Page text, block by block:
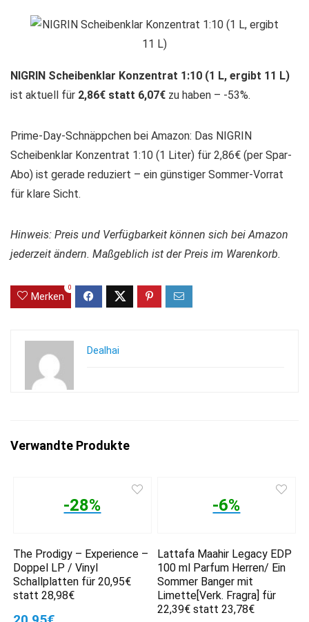
NIGRIN Scheibenklar Konzentrat 1:10 (1 L, ergibt 11 L)
ist aktuell für 2,86€ statt 6,07€ zu haben – -53%.
Prime-Day-Schnäppchen bei Amazon: Das NIGRIN
Scheibenklar Konzentrat 1:10 (1 Liter) für 2,86€ (per Spar-
Abo) ist gerade reduziert – ein günstiger Sommer-Vorrat
für klare Sicht.
Hinweis: Preis und Verfügbarkeit können sich bei Amazon
jederzeit ändern. Maßgeblich ist der Preis im Warenkorb.
Merken
0
Dealhai
Verwandte Produkte
-28%
The Prodigy – Experience –
Doppel LP / Vinyl
Schallplatten für 20,95€
statt 28,98€
-6%
Lattafa Maahir Legacy EDP
100 ml Parfum Herren/ Ein
Sommer Banger mit
Limette[Verk. Fragra] für
22,39€ statt 23,78€